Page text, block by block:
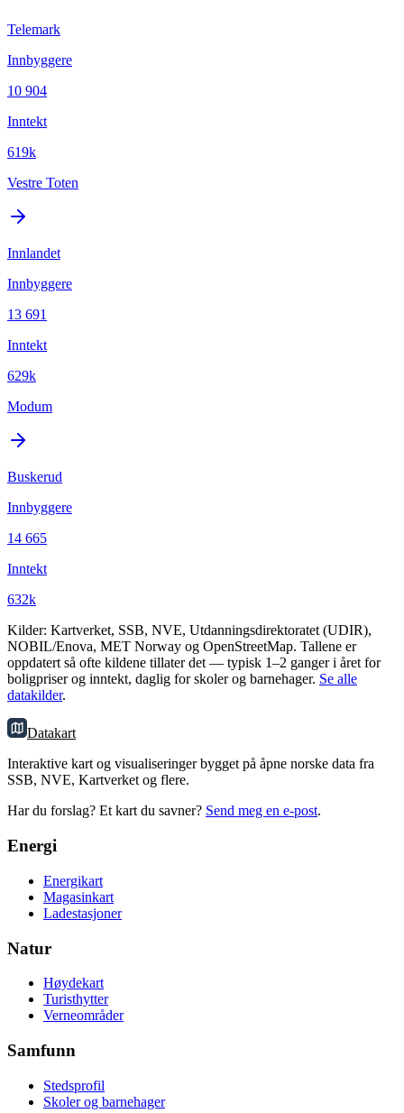
Telemark
Innbyggere
10 904
Inntekt
619k
Vestre Toten
Innlandet
Innbyggere
13 691
Inntekt
629k
Modum
Buskerud
Innbyggere
14 665
Inntekt
632k
Kilder: Kartverket, SSB, NVE, Utdanningsdirektoratet (UDIR),
NOBIL/Enova, MET Norway og OpenStreetMap. Tallene er
oppdatert så ofte kildene tillater det — typisk 1–2 ganger i året for
boligpriser og inntekt, daglig for skoler og barnehager. Se alle
datakilder.
Datakart
Interaktive kart og visualiseringer bygget på åpne norske data fra
SSB, NVE, Kartverket og flere.
Har du forslag? Et kart du savner? Send meg en e-post.
Energi
Energikart
Magasinkart
Ladestasjoner
Natur
Høydekart
Turisthytter
Verneområder
Samfunn
Stedsprofil
Skoler og barnehager